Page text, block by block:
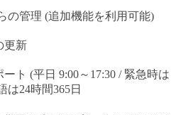
の管理 (追加機能を利用可能)
更新
ト (平日 9:00～17:30 / 緊急時は
は24時間365日